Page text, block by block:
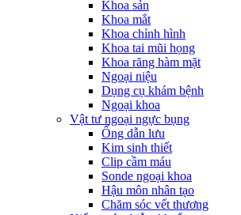
Khoa sản
Khoa mắt
Khoa chỉnh hình
Khoa tai mũi họng
Khoa răng hàm mặt
Ngoại niệu
Dụng cụ khám bệnh
Ngoại khoa
Vật tư ngoại ngực bụng
Ống dẫn lưu
Kim sinh thiết
Clip cầm máu
Sonde ngoại khoa
Hậu môn nhân tạo
Chăm sóc vết thương